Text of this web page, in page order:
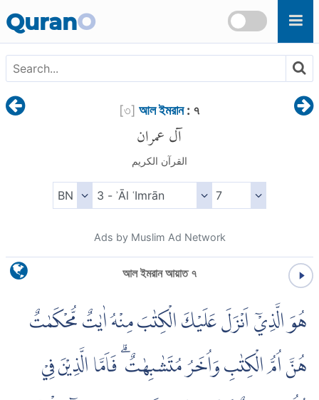
QuranO
[৩] আল ইমরান: ৭
آل عمران
القرآن الكريم
Ads by Muslim Ad Network
আল ইমরান আয়াত ৭
هُوَ الَّذِيْٓ اَنْزَلَ عَلَيْكَ الْكِتٰبَ مِنْهُ اٰيٰتٌ مُّحْكَمٰتٌ
هُنَّ اُمُّ الْكِتٰبِ وَاُخَرُ مُتَشٰبِهٰتٌ ۗ فَاَمَّا الَّذِيْنَ فِيْ